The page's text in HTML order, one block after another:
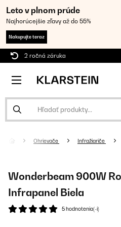
Leto v plnom prúde
Najhorúcejšie zľavy až do 55%
Nakupujte teraz
2 ročná záruka
Ohrievače Infražiariče
Wonderbeam 900W
Infrapanel Biela
5 hodnotenia(-í)